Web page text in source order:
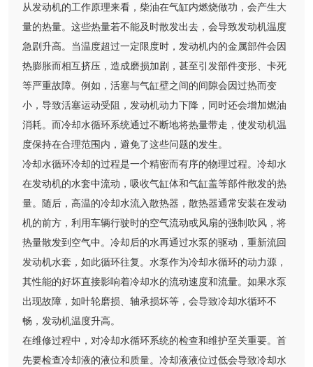
从发动机的工作原理来看，柴油在气缸内燃烧做功，会产生大
量的热量。这些热量若不能及时散发出去，会导致发动机温度
急剧升高。当温度超过一定限度时，发动机内的金属部件会因
热膨胀而相互挤压，造成磨损加剧，甚至引发部件变形、卡死
等严重故障。例如，活塞与气缸壁之间的间隙会因过热而变
小，导致活塞运动受阻，发动机动力下降，同时还会增加燃油
消耗。而冷却水循环系统通过不断地将热量带走，使发动机温
度保持在合理范围内，避免了这些问题的发生。
冷却水循环冷却的过程是一个精密而有序的物理过程。冷却水
在发动机的水套中流动，吸收气缸体和气缸盖等部件散发的热
量。随后，高温的冷却水流入散热器，散热器通常安装在发动
机的前方，利用车辆行驶时的空气流动或风扇的强制吹风，将
热量散发到空气中。冷却后的水再通过水泵的驱动，重新流回
发动机水套，如此循环往复。水泵作为冷却水循环的动力源，
其性能的好坏直接影响着冷却水的流动速度和流量。如果水泵
出现故障，如叶轮磨损、轴承损坏等，会导致冷却水循环不
畅，发动机温度升高。
在维修过程中，对冷却水循环系统的检查和维护至关重要。首
先要检查冷却液的液位和质量。冷却液液位过低会导致冷却水